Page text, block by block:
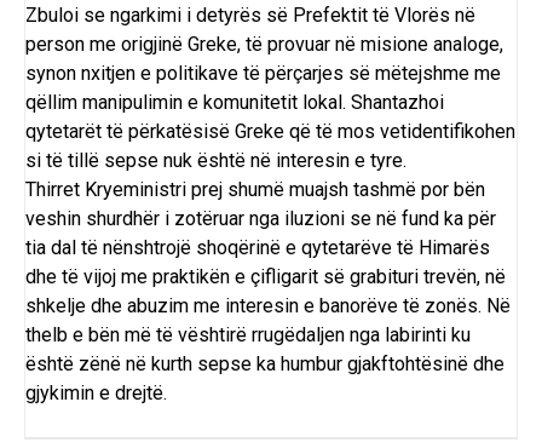
Zbuloi se ngarkimi i detyrës së Prefektit të Vlorës në
person me origjinë Greke, të provuar në misione analoge,
synon nxitjen e politikave të përçarjes së mëtejshme me
qëllim manipulimin e komunitetit lokal. Shantazhoi
qytetarët të përkatësisë Greke që të mos vetidentifikohen
si të tillë sepse nuk është në interesin e tyre.
Thirret Kryeministri prej shumë muajsh tashmë por bën
veshin shurdhër i zotëruar nga iluzioni se në fund ka për
tia dal të nënshtrojë shoqërinë e qytetarëve të Himarës
dhe të vijoj me praktikën e çifligarit së grabituri trevën, në
shkelje dhe abuzim me interesin e banorëve të zonës. Në
thelb e bën më të vështirë rrugëdaljen nga labirinti ku
është zënë në kurth sepse ka humbur gjakftohtësinë dhe
gjykimin e drejtë.